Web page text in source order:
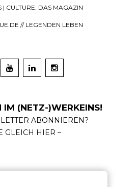
| CULTURE: DAS MAGAZIN
// LEGENDEN LEBEN
(NETZ-)WERKEINS!
ABONNIEREN?
GLEICH HIER –